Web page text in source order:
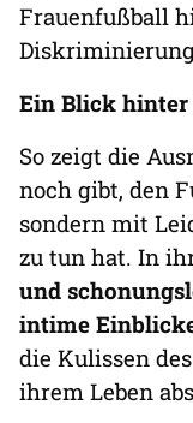
Frauenfußball
Ein Blick hinter
So zeigt die
noch gibt, den
sondern mit
zu tun hat. In
und
intime
die Kulissen
ihrem Leben